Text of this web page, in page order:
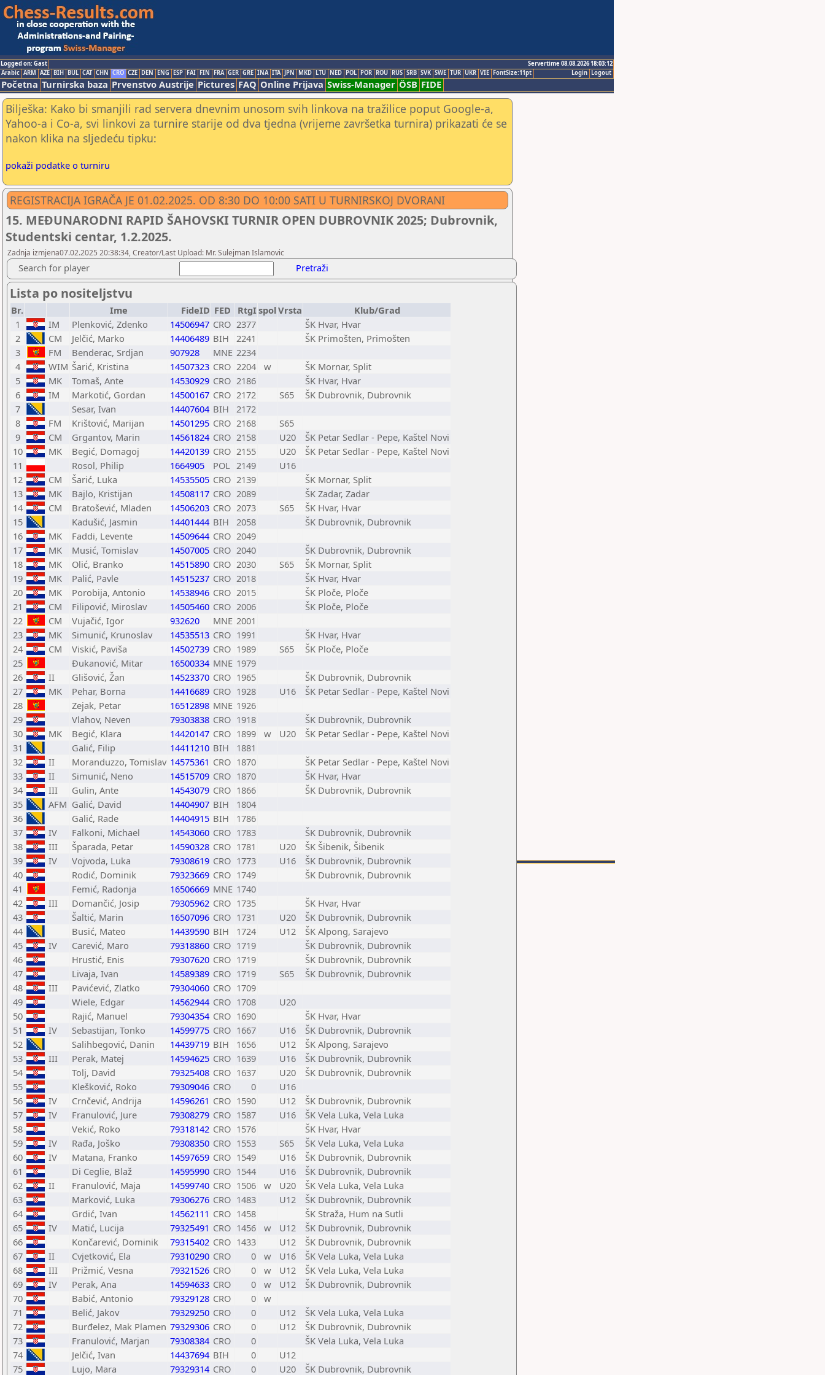
Logged on: Gast
Servertime 08.08.2026 18:03:12
Logout
Login
Arabic ARM AZE BIH BUL CAT CHN CRO CZE DEN ENG ESP FAI FIN FRA GER GRE INA ITA JPN MKD LTU NED POL POR ROU RUS SRB SVK SWE TUR UKR VIE FontSize:11pt
Početna Turnirska baza Prvenstvo Austrije Pictures FAQ Online Prijava Swiss-Manager ÖSB FIDE
Bilješka: Kako bi smanjili rad servera dnevnim unosom svih linkova na tražilice poput Google-a,
Yahoo-a i Co-a, svi linkovi za turnire starije od dva tjedna (vrijeme završetka turnira) prikazati će se
nakon klika na sljedeću tipku:
pokaži podatke o turniru
REGISTRACIJA IGRAČA JE 01.02.2025. OD 8:30 DO 10:00 SATI U TURNIRSKOJ DVORANI
15. MEĐUNARODNI RAPID ŠAHOVSKI TURNIR OPEN DUBROVNIK 2025; Dubrovnik,
Studentski centar, 1.2.2025.
Zadnja izmjena07.02.2025 20:38:34, Creator/Last Upload: Mr. Sulejman Islamovic
Search for player Pretraži
Lista po nositeljstvu
Br. Ime FideID FED RtgIspolVrsta
Klub/Grad
1
IM Plenković, Zdenko 14506947 CRO 2377
ŠK Hvar, Hvar
2
CM Jelčić, Marko 14406489 BIH 2241
ŠK Primošten, Primošten
3
FM Benderac, Srdjan 907928 MNE 2234
4
WIM Šarić, Kristina 14507323 CRO 2204 w
ŠK Mornar, Split
5
MK Tomaš, Ante 14530929 CRO 2186
ŠK Hvar, Hvar
6
IM Markotić, Gordan 14500167 CRO 2172 S65
ŠK Dubrovnik, Dubrovnik
7
Sesar, Ivan 14407604 BIH
2172
8
FM Krištović, Marijan 14501295 CRO 2168
S65
9
CM Grgantov, Marin 14561824 CRO 2158 U20
ŠK Petar Sedlar - Pepe, Kaštel Novi
10
MK Begić, Domagoj 14420139 CRO 2155 U20
ŠK Petar Sedlar - Pepe, Kaštel Novi
11
Rosol, Philip 1664905 POL 2149
U16
12
CM Šarić, Luka 14535505 CRO 2139
ŠK Mornar, Split
13
MK Bajlo, Kristijan 14508117 CRO 2089
ŠK Zadar, Zadar
14
CM Bratošević, Mladen 14506203 CRO 2073 S65
ŠK Hvar, Hvar
15
Kadušić, Jasmin 14401444 BIH 2058
ŠK Dubrovnik, Dubrovnik
16
MK Faddi, Levente 14509644 CRO 2049
17
MK Musić, Tomislav 14507005 CRO 2040
ŠK Dubrovnik, Dubrovnik
18
MK Olić, Branko 14515890 CRO 2030 S65
ŠK Mornar, Split
19
MK Palić, Pavle 14515237 CRO 2018
ŠK Hvar, Hvar
20
MK Porobija, Antonio 14538946 CRO 2015
ŠK Ploče, Ploče
21
CM Filipović, Miroslav 14505460 CRO 2006
ŠK Ploče, Ploče
22
CM Vujačić, Igor 932620 MNE 2001
23
MK Simunić, Krunoslav 14535513 CRO 1991
ŠK Hvar, Hvar
24
CM Viskić, Paviša 14502739 CRO 1989 S65
ŠK Ploče, Ploče
25
Đukanović, Mitar 16500334 MNE 1979
26
II Glišović, Žan 14523370 CRO 1965
ŠK Dubrovnik, Dubrovnik
27
MK Pehar, Borna 14416689 CRO 1928 U16
ŠK Petar Sedlar - Pepe, Kaštel Novi
28
Zejak, Petar 16512898 MNE 1926
29
Vlahov, Neven 79303838 CRO 1918
ŠK Dubrovnik, Dubrovnik
30
MK Begić, Klara 14420147 CRO 1899 w U20
ŠK Petar Sedlar - Pepe, Kaštel Novi
31
Galić, Filip 14411210 BIH
1881
32
II Moranduzzo, Tomislav 14575361 CRO 1870
ŠK Petar Sedlar - Pepe, Kaštel Novi
33
II Simunić, Neno 14515709 CRO 1870
ŠK Hvar, Hvar
34
III Gulin, Ante 14543079 CRO 1866
ŠK Dubrovnik, Dubrovnik
35
AFM Galić, David 14404907 BIH
1804
36
Galić, Rade 14404915 BIH
1786
37
IV Falkoni, Michael 14543060 CRO 1783
ŠK Dubrovnik, Dubrovnik
38
III Šparada, Petar 14590328 CRO 1781 U20
ŠK Šibenik, Šibenik
39
IV Vojvoda, Luka 79308619 CRO 1773 U16
ŠK Dubrovnik, Dubrovnik
40
Rodić, Dominik 79323669 CRO 1749
ŠK Dubrovnik, Dubrovnik
41
Femić, Radonja 16506669 MNE 1740
42
III Domančić, Josip 79305962 CRO 1735
ŠK Hvar, Hvar
43
Šaltić, Marin 16507096 CRO 1731 U20
ŠK Dubrovnik, Dubrovnik
44
Busić, Mateo 14439590 BIH 1724 U12
ŠK Alpong, Sarajevo
45
IV Carević, Maro 79318860 CRO 1719
ŠK Dubrovnik, Dubrovnik
46
Hrustić, Enis 79307620 CRO 1719
ŠK Dubrovnik, Dubrovnik
47
Livaja, Ivan 14589389 CRO 1719 S65
ŠK Dubrovnik, Dubrovnik
48
III Pavićević, Zlatko 79304060 CRO 1709
49
Wiele, Edgar 14562944 CRO 1708
U20
50
Rajić, Manuel 79304354 CRO 1690
ŠK Hvar, Hvar
51
IV Sebastijan, Tonko 14599775 CRO 1667 U16
ŠK Dubrovnik, Dubrovnik
52
Salihbegović, Danin 14439719 BIH 1656 U12
ŠK Alpong, Sarajevo
53
III Perak, Matej 14594625 CRO 1639 U16
ŠK Dubrovnik, Dubrovnik
54
Tolj, David 79325408 CRO 1637 U20
ŠK Dubrovnik, Dubrovnik
55
Klešković, Roko 79309046 CRO 0
U16
56
IV Crnčević, Andrija 14596261 CRO 1590 U12
ŠK Dubrovnik, Dubrovnik
57
IV Franulović, Jure 79308279 CRO 1587 U16
ŠK Vela Luka, Vela Luka
58
Vekić, Roko 79318142 CRO 1576
ŠK Hvar, Hvar
59
IV Rađa, Joško 79308350 CRO 1553 S65
ŠK Vela Luka, Vela Luka
60
IV Matana, Franko 14597659 CRO 1549 U16
ŠK Dubrovnik, Dubrovnik
61
Di Ceglie, Blaž 14595990 CRO 1544 U16
ŠK Dubrovnik, Dubrovnik
62
II Franulović, Maja 14599740 CRO 1506 w U20
ŠK Vela Luka, Vela Luka
63
Marković, Luka 79306276 CRO 1483 U12
ŠK Dubrovnik, Dubrovnik
64
Grdić, Ivan 14562111 CRO 1458
ŠK Straža, Hum na Sutli
65
IV Matić, Lucija 79325491 CRO 1456 w U12
ŠK Dubrovnik, Dubrovnik
66
Končarević, Dominik 79315402 CRO 1433 U12
ŠK Dubrovnik, Dubrovnik
67
II Cvjetković, Ela 79310290 CRO 0 w U16
ŠK Vela Luka, Vela Luka
68
III Prižmić, Vesna 79321526 CRO 0 w U12
ŠK Vela Luka, Vela Luka
69
IV Perak, Ana 14594633 CRO 0 w U12
ŠK Dubrovnik, Dubrovnik
70
Babić, Antonio 79329128 CRO 0
w
71
Belić, Jakov 79329250 CRO 0 U12
ŠK Vela Luka, Vela Luka
72
Burđelez, Mak Plamen 79329306 CRO 0 U12
ŠK Dubrovnik, Dubrovnik
73
Franulović, Marjan 79308384 CRO 0
ŠK Vela Luka, Vela Luka
74
Jelčić, Ivan 14437694 BIH 0
U12
75
Lujo, Mara 79329314 CRO 0 U20 ŠK Dubrovnik, Dubrovnik